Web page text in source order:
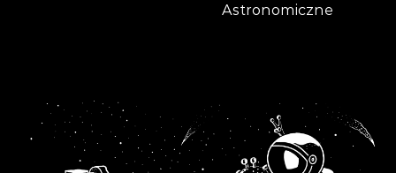
Astronomiczne